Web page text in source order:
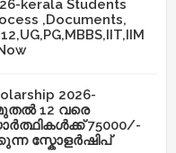
kerala Students
,Documents,
2026-
12 വരെ
75000/-
സ്കോളർഷിപ്